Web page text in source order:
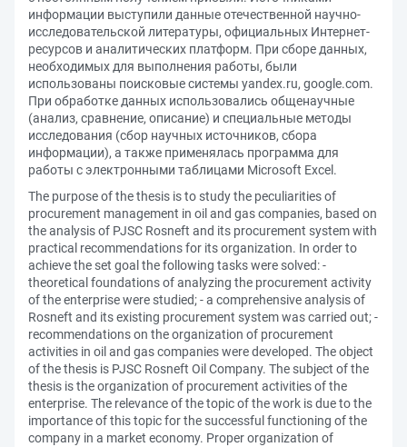
информации выступили данные отечественной научно-
исследовательской литературы, официальных Интернет-
ресурсов и аналитических платформ. При сборе данных,
необходимых для выполнения работы, были
использованы поисковые системы yandex.ru, google.com.
При обработке данных использовались общенаучные
(анализ, сравнение, описание) и специальные методы
исследования (сбор научных источников, сбора
информации), а также применялась программа для
работы с электронными таблицами Microsoft Excel.
The purpose of the thesis is to study the peculiarities of
procurement management in oil and gas companies, based on
the analysis of PJSC Rosneft and its procurement system with
practical recommendations for its organization. In order to
achieve the set goal the following tasks were solved: -
theoretical foundations of analyzing the procurement activity
of the enterprise were studied; - a comprehensive analysis of
Rosneft and its existing procurement system was carried out; -
recommendations on the organization of procurement
activities in oil and gas companies were developed. The object
of the thesis is PJSC Rosneft Oil Company. The subject of the
thesis is the organization of procurement activities of the
enterprise. The relevance of the topic of the work is due to the
importance of this topic for the successful functioning of the
company in a market economy. Proper organization of